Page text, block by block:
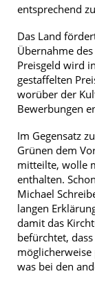
entsprechend
Das Land
Übernahme
Preisgeld wird
gestaffelten
worüber der
Bewerbungen
Im Gegensatz
Grünen dem
mitteilte, wolle
enthalten.
Michael
langen
damit das
befürchtet,
was bei den